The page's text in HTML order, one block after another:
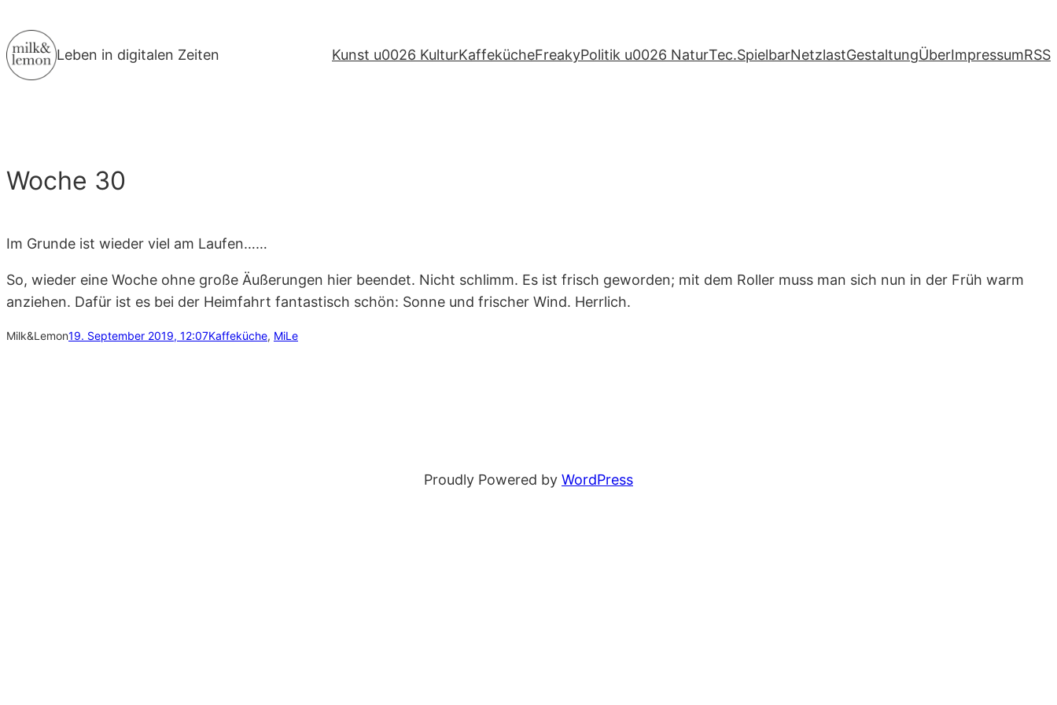
Inhalt
springenLeben in digitalen Zeiten Kunst u0026 KulturKaffekücheFreakyPolitik u0026 NaturTec.SpielbarNetzlastGestaltungÜberImpressumRSS
Woche 30
Im Grunde ist wieder viel am Laufen……
So, wieder eine Woche ohne große Äußerungen hier beendet. Nicht schlimm. Es ist frisch geworden; mit dem Roller muss man sich nun in der Früh warm
anziehen. Dafür ist es bei der Heimfahrt fantastisch schön: Sonne und frischer Wind. Herrlich.
Milk&Lemon19. September 2019, 12:07Kaffeküche, MiLe
Proudly Powered by WordPress